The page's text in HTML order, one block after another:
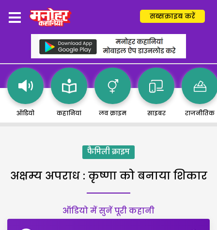
सब्सक्राइब करें
ऑडियो कहानियां लव क्राइम साइबर राजनीतिक
फैमिली क्राइम
अक्षम्य अपराध : कृष्णा को बनाया शिकार
ऑडियो में सुनें पूरी कहानी